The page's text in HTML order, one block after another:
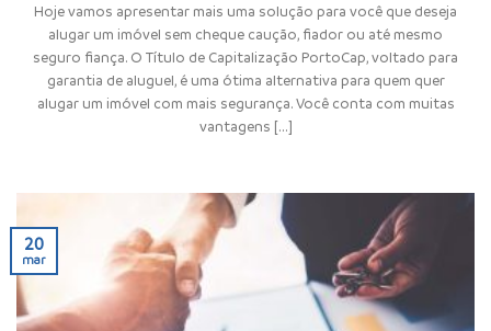
Hoje vamos apresentar mais uma solução para você que deseja
alugar um imóvel sem cheque caução, fiador ou até mesmo
seguro fiança. O Título de Capitalização PortoCap, voltado para
garantia de aluguel, é uma ótima alternativa para quem quer
alugar um imóvel com mais segurança. Você conta com muitas
vantagens [...]
20
mar